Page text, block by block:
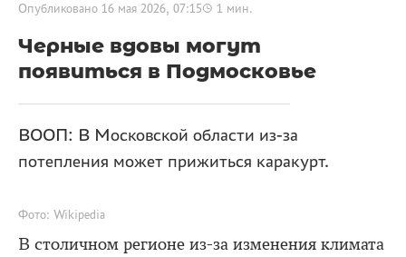
Опубликовано 16 мая 2026, 07:15 1 мин.
Черные вдовы могут
появиться в Подмосковье
ВООП: В Московской области из-за
потепления может прижиться каракурт.
Фото: Wikipedia
В столичном регионе из-за изменения климата